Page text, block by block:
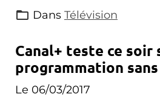
Dans Télévision
Canal+ teste ce soir
programmation
Journal"
Le 06/03/2017